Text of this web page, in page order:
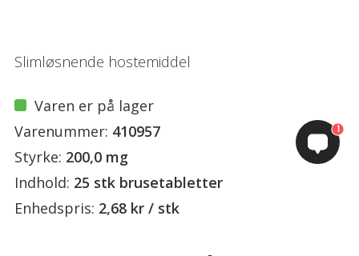
Slimløsnende hostemiddel
Varen er på lager
Varenummer: 410957
Styrke: 200,0 mg
Indhold: 25 stk brusetabletter
Enhedspris: 2,68 kr / stk
1